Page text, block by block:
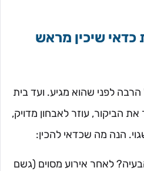
כדאי שיכין מראש
לפני שהוא מגיע. ועד בית
הביקור, עוזר לאבחון מדויק,
הנה מה שכדאי להכין:
לאחר אירוע מסוים (גשם